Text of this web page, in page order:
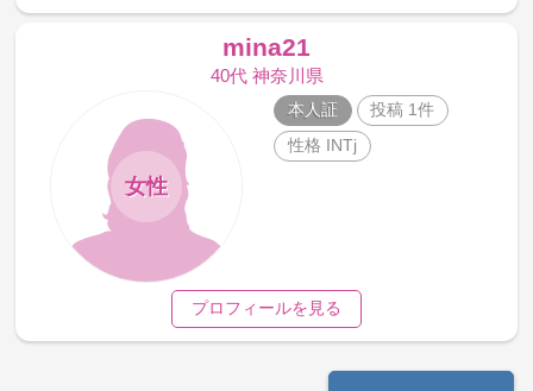
mina21
40代 神奈川県
女性
本人証
投稿 1件
性格 INTj
プロフィールを見る